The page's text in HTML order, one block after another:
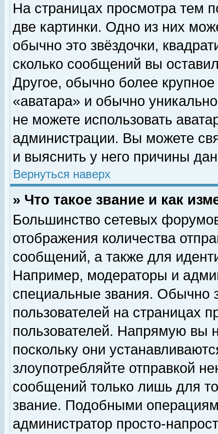
На страницах просмотра тем
две картинки. Одно из них
обычно это звёздочки,
сколько сообщений вы
Другое, обычно более
«аватара» и обычно
не можете использовать
администрации. Вы можете
и выяснить у него причины
Вернуться наверх
» Что такое звание и как
Большинство сетевых
отображения количества
сообщений, а также для
Например, модераторы и
специальные звания. Обычно
пользователей на страницах
пользователей. Напрямую вы
поскольку они
злоупотребляйте отправкой
сообщений только лишь для
звание. Подобными
администратор просто-